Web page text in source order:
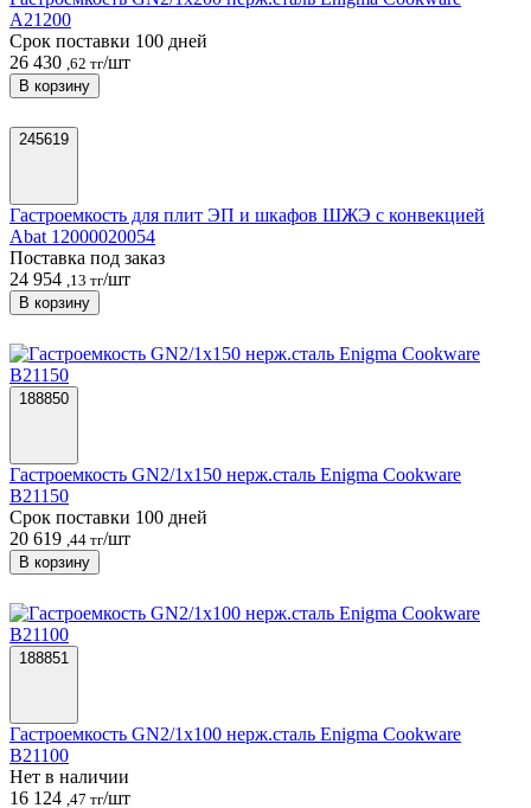
A21200
Срок поставки 100 дней
26 430 ,62 тг/шт
В корзину
245619
Гастроемкость для плит ЭП и шкафов ШЖЭ с конвекцией
Abat 12000020054
Поставка под заказ
24 954 ,13 тг/шт
В корзину
188850
Гастроемкость GN2/1х150 нерж.сталь Enigma Cookware
B21150
Срок поставки 100 дней
20 619 ,44 тг/шт
В корзину
188851
Гастроемкость GN2/1х100 нерж.сталь Enigma Cookware
B21100
Нет в наличии
16 124 ,47 тг/шт